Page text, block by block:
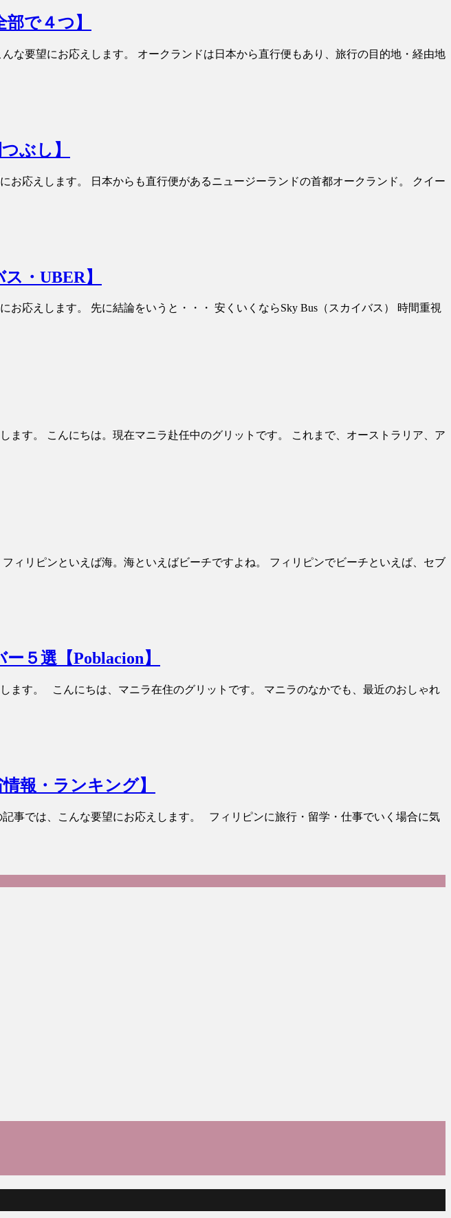
で４つ】
な要望にお応えします。 オークランドは日本から直行便もあり、旅行の目的地・経由地
ぶし】
応えします。 日本からも直行便があるニュージーランドの首都オークランド。 クイー
・UBER】
応えします。 先に結論をいうと・・・ 安くいくならSky Bus（スカイバス） 時間重視
す。 こんにちは。現在マニラ赴任中のグリットです。 これまで、オーストラリア、ア
ィリピンといえば海。海といえばビーチですよね。 フィリピンでビーチといえば、セブ
５選【Poblacion】
ます。 こんにちは、マニラ在住のグリットです。 マニラのなかでも、最近のおしゃれ
報・ランキング】
事では、こんな要望にお応えします。 フィリピンに旅行・留学・仕事でいく場合に気